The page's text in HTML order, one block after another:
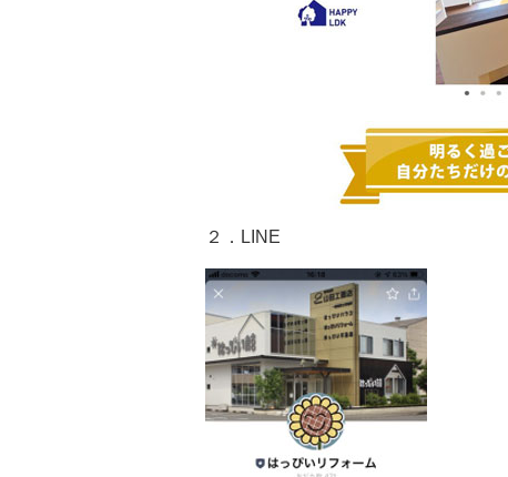
２．LINE